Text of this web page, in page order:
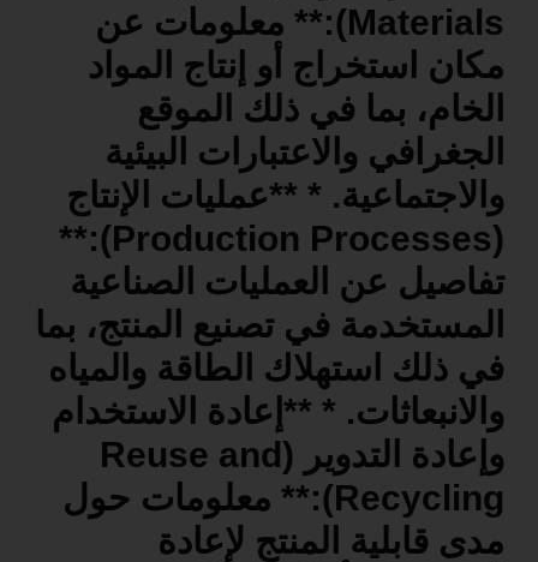
Materials):** معلومات عن
مكان استخراج أو إنتاج المواد
الخام، بما في ذلك الموقع
الجغرافي والاعتبارات البيئية
والاجتماعية. * **عمليات الإنتاج
(Production Processes):**
تفاصيل عن العمليات الصناعية
المستخدمة في تصنيع المنتج، بما
في ذلك استهلاك الطاقة والمياه
والانبعاثات. * **إعادة الاستخدام
وإعادة التدوير (Reuse and
Recycling):** معلومات حول
مدى قابلية المنتج لإعادة